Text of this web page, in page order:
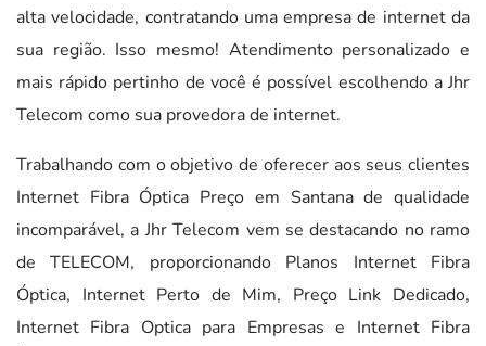
alta velocidade, contratando uma empresa de internet da
sua região. Isso mesmo! Atendimento personalizado e
mais rápido pertinho de você é possível escolhendo a Jhr
Telecom como sua provedora de internet.
Trabalhando com o objetivo de oferecer aos seus clientes
Internet Fibra Óptica Preço em Santana de qualidade
incomparável, a Jhr Telecom vem se destacando no ramo
de TELECOM, proporcionando Planos Internet Fibra
Óptica, Internet Perto de Mim, Preço Link Dedicado,
Internet Fibra Optica para Empresas e Internet Fibra